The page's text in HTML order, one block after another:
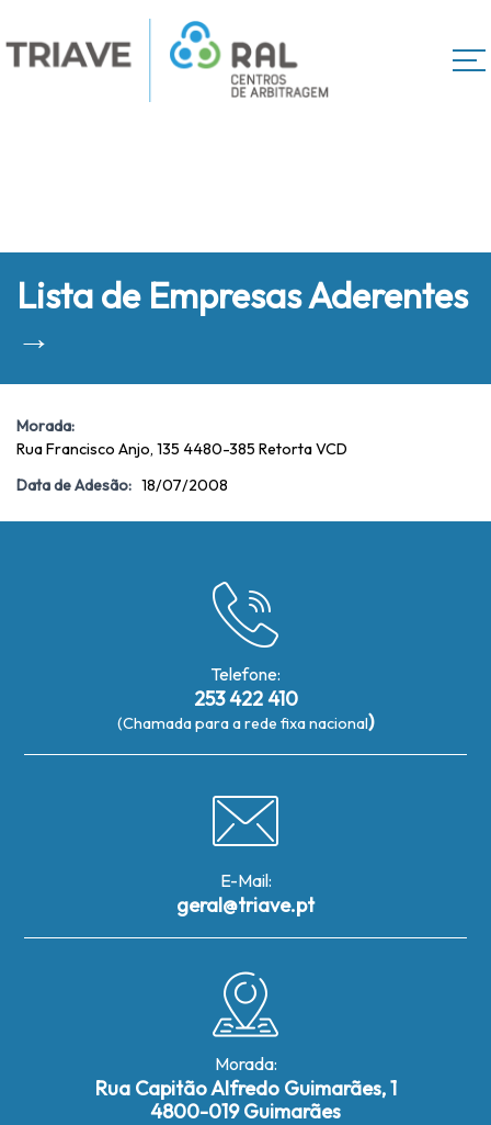
Lista de Empresas Aderentes
→
Morada:
Rua Francisco Anjo, 135 4480-385 Retorta VCD
Data de Adesão: 18/07/2008
Telefone:
253 422 410
(Chamada para a rede fixa nacional)
E-Mail:
geral@triave.pt
Morada:
Rua Capitão Alfredo Guimarães, 1
4800-019 Guimarães